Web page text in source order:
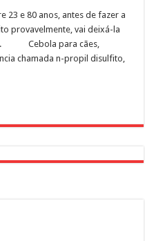
23 e 80 anos, antes de fazer a
provavelmente, vai deixá-la
Cebola para cães,
chamada n-propil disulfito,